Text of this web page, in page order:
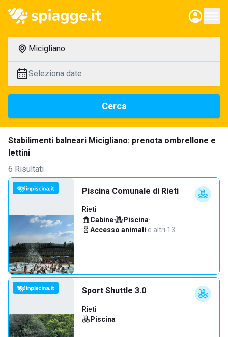
Micigliano
Seleziona date
Cerca
Stabilimenti balneari Micigliano: prenota ombrellone e
lettini
6 Risultati
Piscina Comunale di Rieti
Rieti
Cabine· Piscina·
Accesso animali·e altri 13…
Sport Shuttle 3.0
Rieti
Piscina